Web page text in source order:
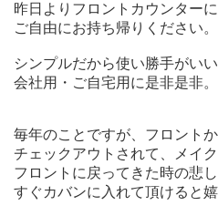
昨日よりフロントカウンター
ご自由にお持ち帰りください。
シンプルだから使い勝手がい
会社用・ご自宅用に是非是非。
毎年のことですが、フロント
チェックアウトされて、メイ
フロントに戻ってきた時の悲
すぐカバンに入れて頂けると